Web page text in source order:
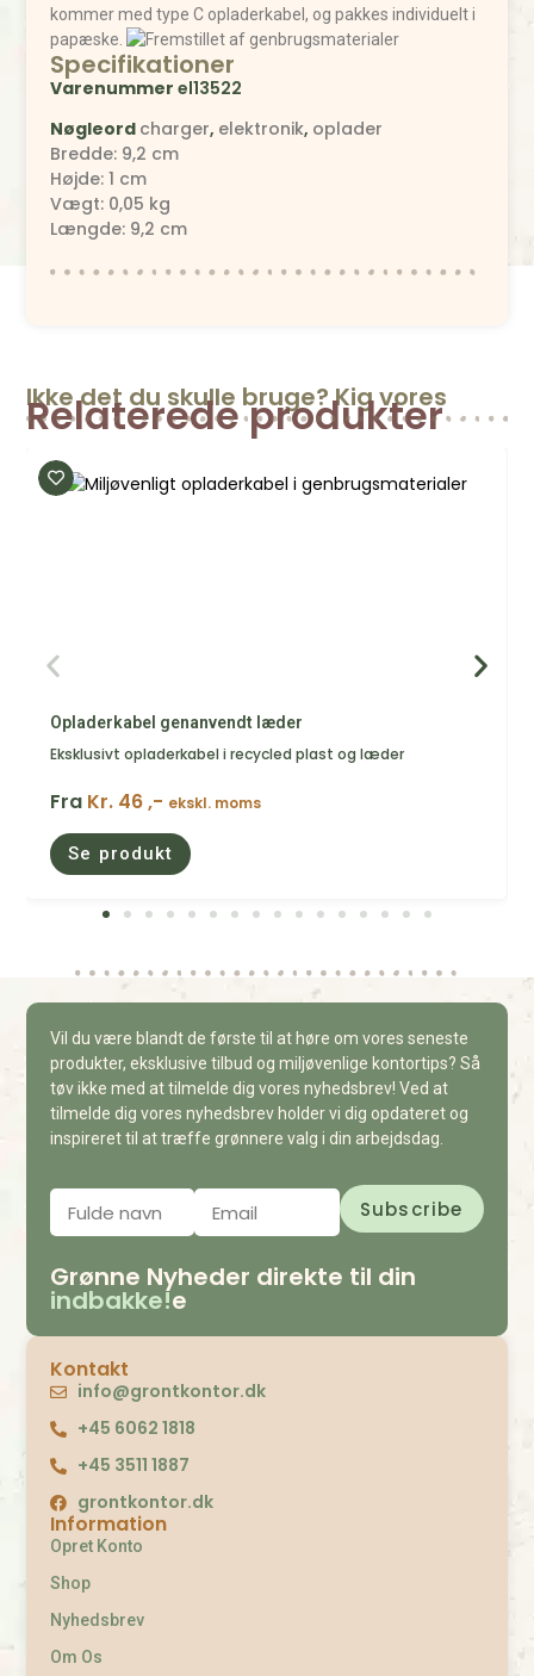
kommer med type C opladerkabel, og pakkes individuelt i
papæske.
Specifikationer
Varenummerel13522
Nøgleord charger, elektronik, oplader
Bredde: 9,2 cm
Højde: 1 cm
Vægt: 0,05 kg
Længde: 9,2 cm
Ikke det du skulle bruge? Kig vores
Relaterede produkter
Opladerkabel genanvendt læder
Eksklusivt opladerkabel i recycled plast og læder
Fra Kr. 46 ,- ekskl. moms
Se produkt
Vil du være blandt de første til at høre om vores seneste
produkter, eksklusive tilbud og miljøvenlige kontortips? Så
tøv ikke med at tilmelde dig vores nyhedsbrev! Ved at
tilmelde dig vores nyhedsbrev holder vi dig opdateret og
inspireret til at træffe grønnere valg i din arbejdsdag.
Grønne Nyheder direkte til din
indbakke!e
Kontakt
info@grontkontor.dk
+45 6062 1818
+45 3511 1887
grontkontor.dk
Information
Opret Konto
Shop
Nyhedsbrev
Om Os